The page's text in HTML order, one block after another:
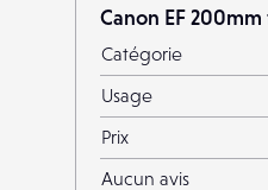
Canon EF
Catégorie
Usage
Prix
Aucun avis